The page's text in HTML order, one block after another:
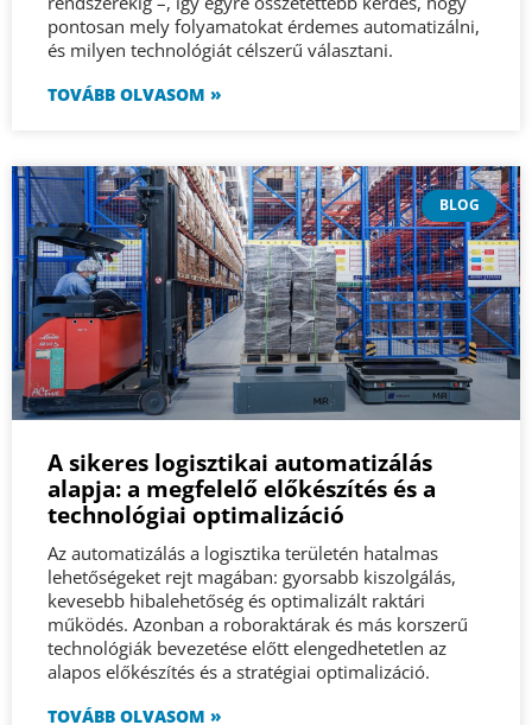
A sikeres logisztikai automatizálás
alapja: a megfelelő előkészítés és a
technológiai optimalizáció
Az automatizálás a logisztika területén hatalmas
lehetőségeket rejt magában: gyorsabb kiszolgálás,
kevesebb hibalehetőség és optimalizált raktári
működés. Azonban a roboraktárak és más korszerű
technológiák bevezetése előtt elengedhetetlen az
alapos előkészítés és a stratégiai optimalizáció.
TOVÁBB OLVASOM »
Egyedi árajánlattal vagy egyéb szakmai
kérdésével forduljon szakértőnkhöz!
Sztrapkovics Balázs